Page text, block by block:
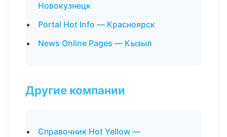
Новокузнецк
Portal Hot Info — Красноярск
News Online Pages — Кызыл
Другие компании
Справочник Hot Yellow —